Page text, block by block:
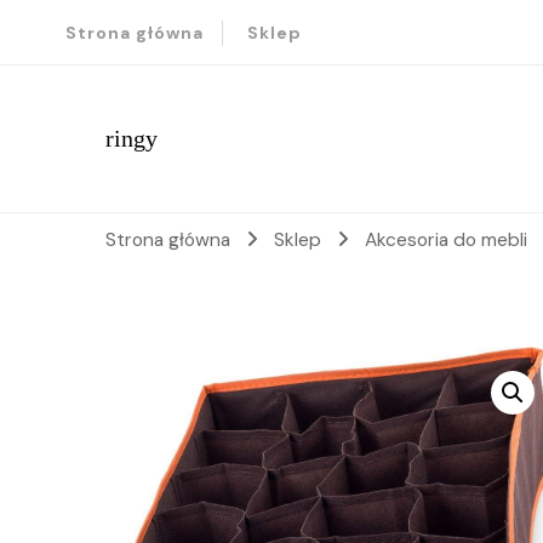
Strona główna Sklep
ringy
Strona główna Sklep Akcesoria do mebli